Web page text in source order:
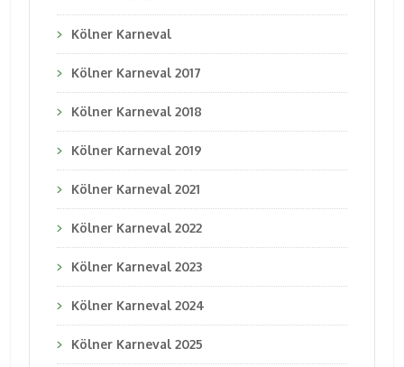
Kölner Karneval
Kölner Karneval 2017
Kölner Karneval 2018
Kölner Karneval 2019
Kölner Karneval 2021
Kölner Karneval 2022
Kölner Karneval 2023
Kölner Karneval 2024
Kölner Karneval 2025